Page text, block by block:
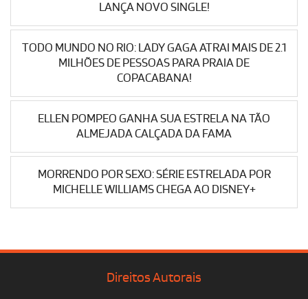
LANÇA NOVO SINGLE!
TODO MUNDO NO RIO: LADY GAGA ATRAI MAIS DE 2.1
MILHÕES DE PESSOAS PARA PRAIA DE
COPACABANA!
ELLEN POMPEO GANHA SUA ESTRELA NA TÃO
ALMEJADA CALÇADA DA FAMA
MORRENDO POR SEXO: SÉRIE ESTRELADA POR
MICHELLE WILLIAMS CHEGA AO DISNEY+
Direitos Autorais